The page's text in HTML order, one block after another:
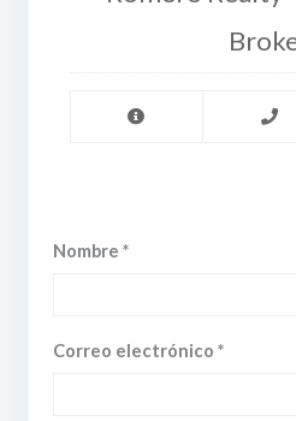
Nombre *
Correo electrónico *